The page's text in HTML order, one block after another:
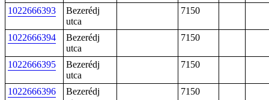
1022666393
Bezerédj
utca
7150
1022666394
Bezerédj
utca
7150
1022666395
Bezerédj
utca
7150
1022666396
Bezerédj
7150